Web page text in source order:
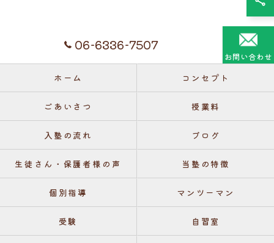
06-6336-7507
お問い合わせ
ホーム コンセプト
ごあいさつ 授業料
入塾の流れ ブログ
生徒さん・保護者様の声 当塾の特徴
個別指導 マンツーマン
受験 自習室